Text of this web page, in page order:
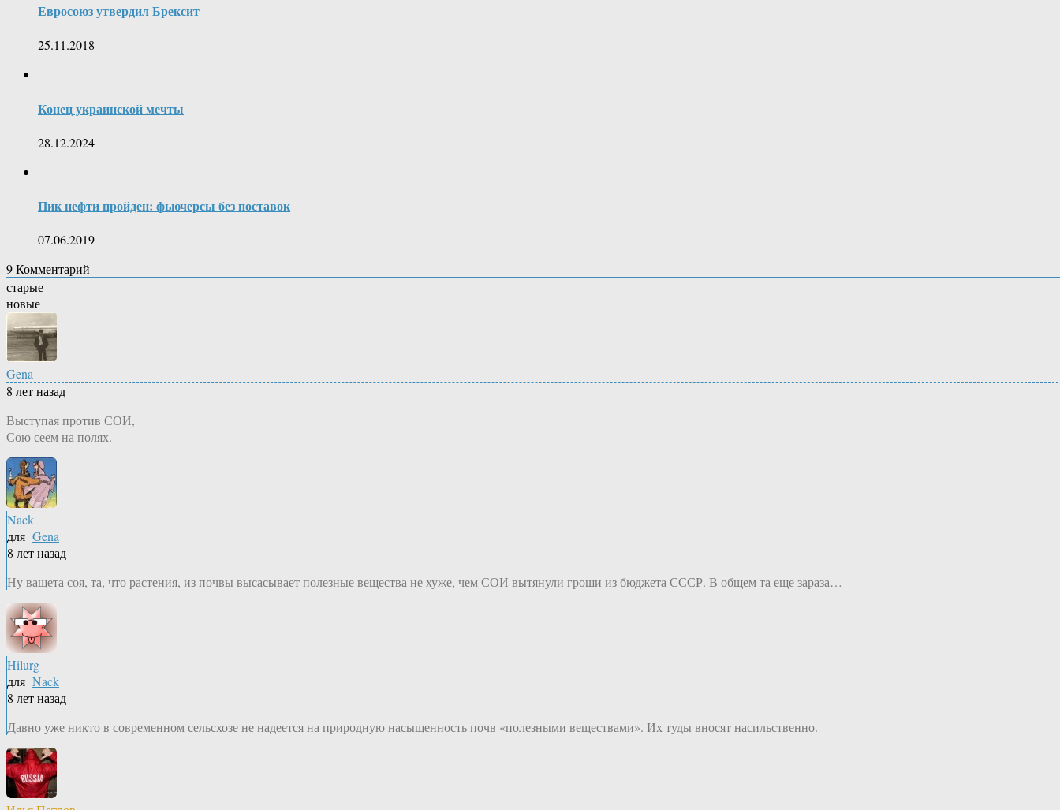
Евросоюз утвердил Брексит
25.11.2018
Конец украинской мечты
28.12.2024
Пик нефти пройден: фьючерсы без поставок
07.06.2019
9Комментарий
старые
новые
Gena
8 лет назад
Выступая против СОИ,
Сою сеем на полях.
Nack
для Gena
8 лет назад
Ну ващета соя, та, что растения, из почвы высасывает полезные вещества не хуже, чем СОИ вытянули гроши из бюджета СССР. В общем та еще зараза…
Hilurg
для Nack
8 лет назад
Давно уже никто в современном сельсхозе не надеется на природную насыщенность почв «полезными веществами». Их туды вносят насильственно.